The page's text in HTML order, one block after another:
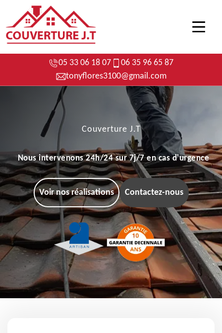
05 33 06 18 07
06 35 96 65 87
tonyflores3100@gmail.com
Couverture J.T
Nous intervenons 24h/24 sur 7j/7 en cas d'urgence
Voir nos réalisations Contactez-nous